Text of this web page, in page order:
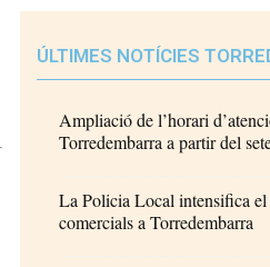
ÚLTIMES NOTÍCIES
Ampliació de l’horari
Torredembarra a partir del
La Policia Local intensifica
comercials a Torredembarra